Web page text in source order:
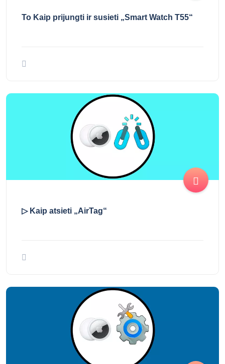
To Kaip prijungti ir susieti „Smart Watch T55“
▷ Kaip atsieti „AirTag“